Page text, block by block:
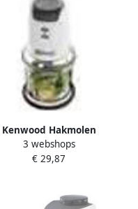
Kenwood Hakmolen
CHP61.000WHEASYCH |
Hakmolens |
3 webshops
€ 29,87